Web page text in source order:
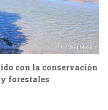
con la conservación
forestales